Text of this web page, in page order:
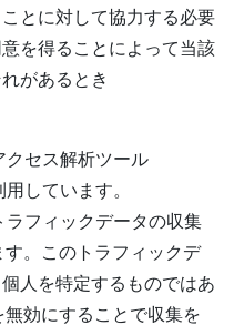
とに対して協力する必要
を得ることによって当該
があるとき
クセス解析ツール
しています。
フィックデータの収集
。このトラフィックデ
人を特定するものではあ
効にすることで収集を